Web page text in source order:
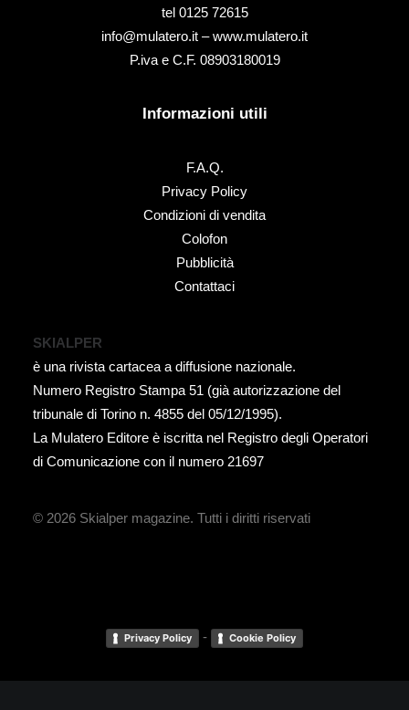
tel ‭0125 72615‬
info@mulatero.it –www.mulatero.it
P.iva e C.F. 08903180019
Informazioni utili
F.A.Q.
Privacy Policy
Condizioni di vendita
Colofon
Pubblicità
Contattaci
SKIALPER
è una rivista cartacea a diffusione nazionale.
Numero Registro Stampa 51 (già autorizzazione del
tribunale di Torino n. 4855 del 05/12/1995).
La Mulatero Editore è iscritta nel Registro degli Operatori
di Comunicazione con il numero 21697
© 2026 Skialper magazine. Tutti i diritti riservati
Privacy Policy - Cookie Policy